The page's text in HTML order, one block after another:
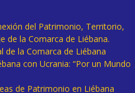
del Patrimonio, Territorio,
de la Comarca de Liébana.
de la Comarca de Liébana
con Ucrania: “Por un Mundo
de Patrimonio en Liébana